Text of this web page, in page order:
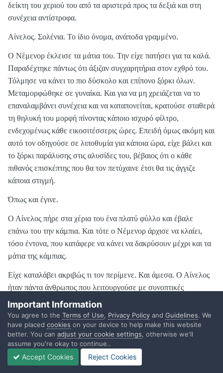
δείκτη του χεριού του από τα αριστερά προς τα δεξιά και στη
συνέχεια αντίστροφα.
Αίνελος. Σολένια. Το ίδιο όνομα, ανάποδα γραμμένο.
Ο Νέμενορ έκλεισε τα μάτια του. Την είχε πατήσει για τα καλά.
Παραδέχτηκε πάντως ότι άξιζαν συγχαρητήρια στον εχθρό του.
Τόλμησε να κάνει το πιο δύσκολο και επίπονο ξόρκι όλων.
Μεταμορφώθηκε σε γυναίκα. Και για να μη χρειάζεται να το
επαναλαμβάνει συνέχεια και να καταπονείται, κρατούσε σταθερά
τη θηλυκή του μορφή πίνοντας κάποιο ισχυρό φίλτρο,
ενδεχομένως κάθε εικοσιτέσσερις ώρες. Επειδή όμως ακόμη και
αυτό τον οδηγούσε σε λιποθυμία για κάποια ώρα, είχε βάλει και
το ξόρκι παράλυσης στις αλυσίδες του, βέβαιος ότι ο κάθε
πιθανός επισκέπτης που θα τον πετύχαινε έτσι θα τις άγγιζε
κάποια στιγμή.
Όπως και έγινε.
Ο Αίνελος πήρε στα χέρια του ένα πλατύ φύλλο και έβαλε
επάνω του την κάμπια. Και τότε ο Νέμενορ άρχισε να κλαίει,
τόσο έντονα, που κατάφερε να κάνει να δακρύσουν μέχρι και τα
μάτια της κάμπιας.
Είχε καταλάβει ακριβώς τι τον περίμενε. Και άμεσα. Ο Αίνελος
ήταν πάντα άνθρωπος που λειτουργούσε με συνοπτικές
διαδικασίες…
6.Ο βάτραχος.
Το φύλλο επέπλευσε για λίγο ακίνητο στη λίμνη. Κάποια στιγμή
όμως σηκώθηκε ένα αεράκι και το έστειλε προς την ξηρά.
Important Information
You agree to the Terms of Use, Privacy Policy and Guidelines. We
have placed cookies on your device to help make this website
better. You can adjust your cookie settings, otherwise we'll
assume you're okay to continue..
Accept Cookies Reject Cookies